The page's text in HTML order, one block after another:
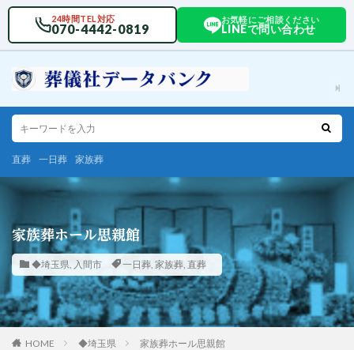
24時間TEL対応
070-4442-0819
お気軽にご相談ください
LINEで問い合わせ
直葬 一日葬 家族葬
家族葬ホール思親館
◆埼玉県, 入間市 一日葬, 家族葬, 直葬
HOME ◆埼玉県 家族葬ホール思親館